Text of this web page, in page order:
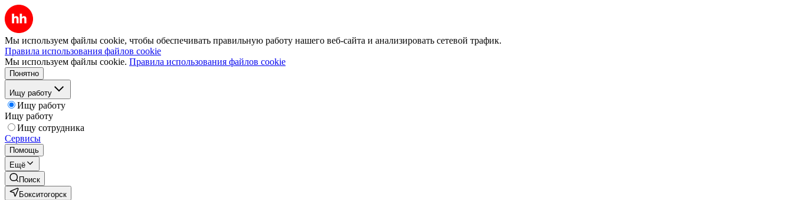
Мы используем файлы cookie, чтобы обеспечивать правильную работу нашего веб-сайта и анализировать сетевой трафик.
Правила использования файлов cookie
Мы используем файлы cookie. Правила использования файлов cookie
Понятно
Ищу работу
Ищу работу
Ищу работу
Ищу сотрудника
Сервисы
Помощь
Ещё
Поиск
Бокситогорск